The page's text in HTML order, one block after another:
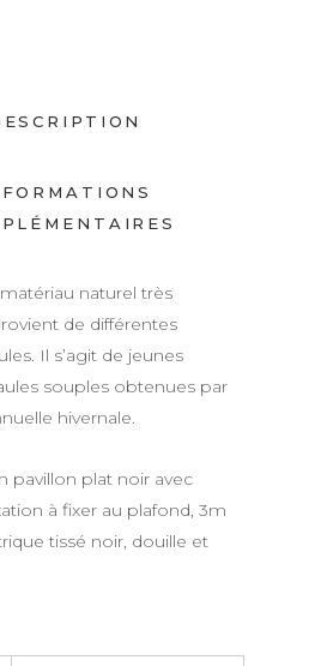
matériau naturel très
de différentes
Il s’agit de jeunes
souples obtenues par
hivernale.
pavillon plat noir avec
à fixer au plafond, 3m
tissé noir, douille et